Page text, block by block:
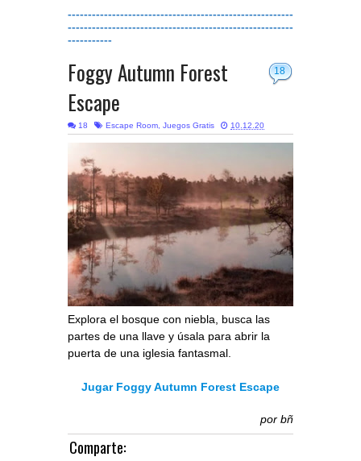
--------------------------------------------------------
--------------------------------------------------------
-----------
18
Foggy Autumn Forest
Escape
18 Escape Room, Juegos Gratis 10.12.20
Explora el bosque con niebla, busca las
partes de una llave y úsala para abrir la
puerta de una iglesia fantasmal.
Jugar Foggy Autumn Forest Escape
por bñ
Comparte: